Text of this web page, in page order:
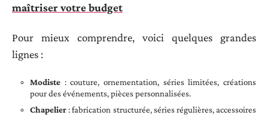
maîtriser votre budget
Pour mieux comprendre, voici quelques grandes
lignes :
Modiste : couture, ornementation, séries limitées, créations
pour des événements, pièces personnalisées.
Chapelier: fabrication structurée, séries régulières, accessoires